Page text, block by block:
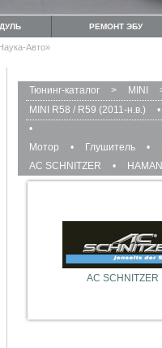
РЕМОНТ ЭБУ
Авто»
Тюнинг-каталог > MINI
MINI R58 / R59 (2011-н.в.)
•
•
Мотор
• Глушитель •
AC SCHNITZER
•
AC SCHNITZER